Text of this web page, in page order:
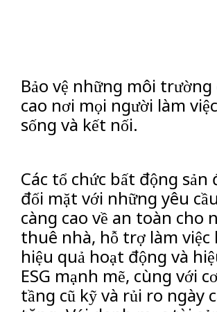
Bảo vệ những môi
cao nơi mọi người làm
sống và kết nối.
Các tổ chức bất động sản
đối mặt với những yêu
càng cao về an toàn cho
thuê nhà, hỗ trợ làm việc
hiệu quả hoạt động và
ESG mạnh mẽ, cùng với
tầng cũ kỹ và rủi ro ngày